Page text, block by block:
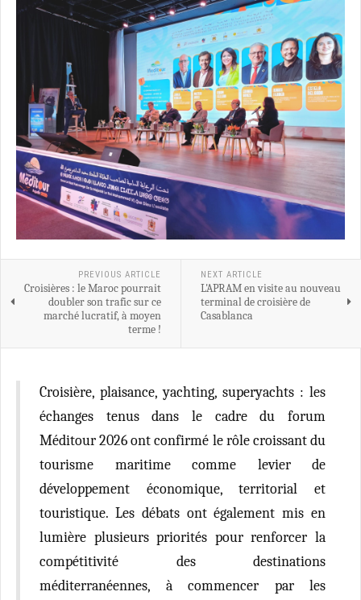
PREVIOUS ARTICLE
Croisières : le Maroc pourrait
doubler son trafic sur ce
marché lucratif, à moyen
terme !
NEXT ARTICLE
L'APRAM en visite au nouveau
terminal de croisière de
Casablanca
Croisière, plaisance, yachting, superyachts : les
échanges tenus dans le cadre du forum
Méditour 2026 ont confirmé le rôle croissant du
tourisme maritime comme levier de
développement économique, territorial et
touristique. Les débats ont également mis en
lumière plusieurs priorités pour renforcer la
compétitivité des destinations
méditerranéennes, à commencer par les